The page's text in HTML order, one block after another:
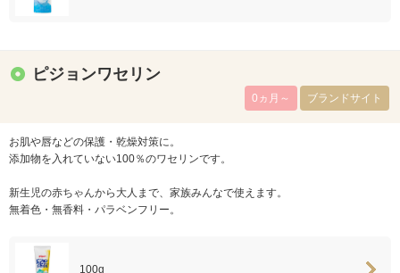
ピジョンワセリン
0ヵ月～ ブランドサイト
お肌や唇などの保護・乾燥対策に。
添加物を入れていない100％のワセリンです。
新生児の赤ちゃんから大人まで、家族みんなで使えます。
無着色・無香料・パラベンフリー。
100g